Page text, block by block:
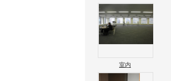
室内